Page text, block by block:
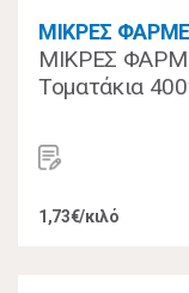
ΜΙΚΡΕΣ
ΜΙΚΡΕΣ
Τοματάκια
1,73€/κιλό